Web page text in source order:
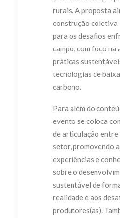
rurais. A proposta
construção coletiva
para os desafios
campo, com foco na
práticas
tecnologias de
carbono.
Para além do
evento se coloca
de articulação entre
setor, promovendo
experiências e
sobre o
sustentável de
realidade e aos
produtores(as).